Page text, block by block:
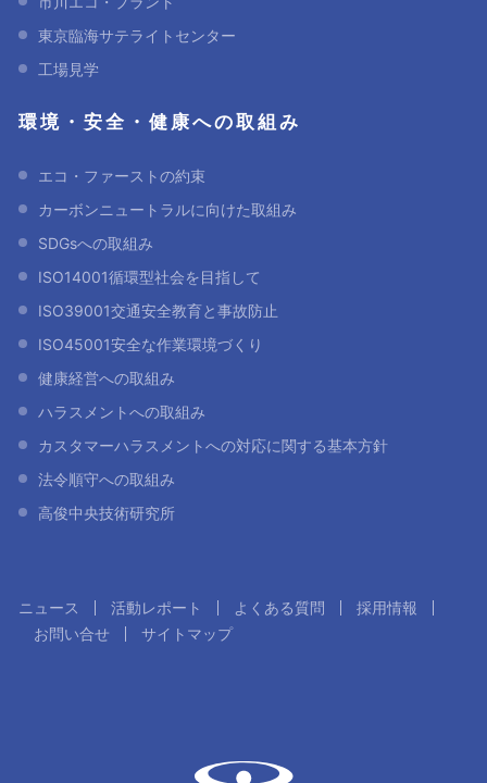
東京臨海サテライトセンター
工場見学
環境・安全・健康への取組み
エコ・ファーストの約束
カーボンニュートラルに向けた取組み
SDGsへの取組み
ISO14001循環型社会を目指して
ISO39001交通安全教育と事故防止
ISO45001安全な作業環境づくり
健康経営への取組み
ハラスメントへの取組み
カスタマーハラスメントへの対応に関する基本方針
法令順守への取組み
高俊中央技術研究所
ニュース 活動レポート よくある質問
採用情報
お問い合せ
サイトマップ